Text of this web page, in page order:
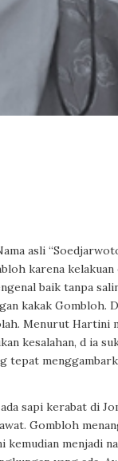
asli
karena
baik tanpa
kakak Gombloh.
Menurut Hartini
kesalahan, d ia
tepat
sapi kerabat di
Gombloh
menjadi